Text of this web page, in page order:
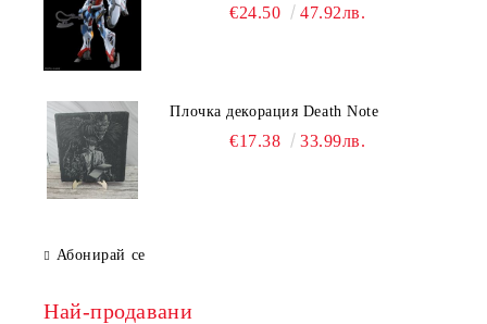
€24.50 47.92лв.
Плочка декорация Death Note
€17.38 33.99лв.
Абонирай се
Най-продавани